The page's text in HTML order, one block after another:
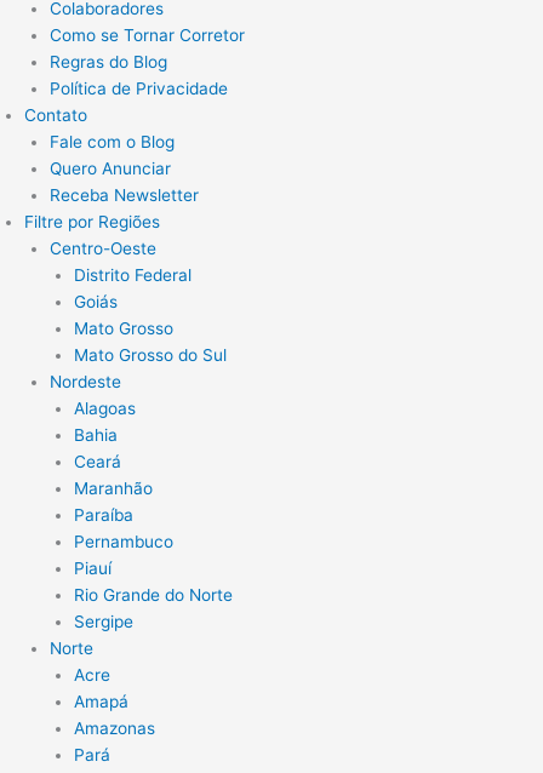
Colaboradores
Como se Tornar Corretor
Regras do Blog
Política de Privacidade
Contato
Fale com o Blog
Quero Anunciar
Receba Newsletter
Filtre por Regiões
Centro-Oeste
Distrito Federal
Goiás
Mato Grosso
Mato Grosso do Sul
Nordeste
Alagoas
Bahia
Ceará
Maranhão
Paraíba
Pernambuco
Piauí
Rio Grande do Norte
Sergipe
Norte
Acre
Amapá
Amazonas
Pará